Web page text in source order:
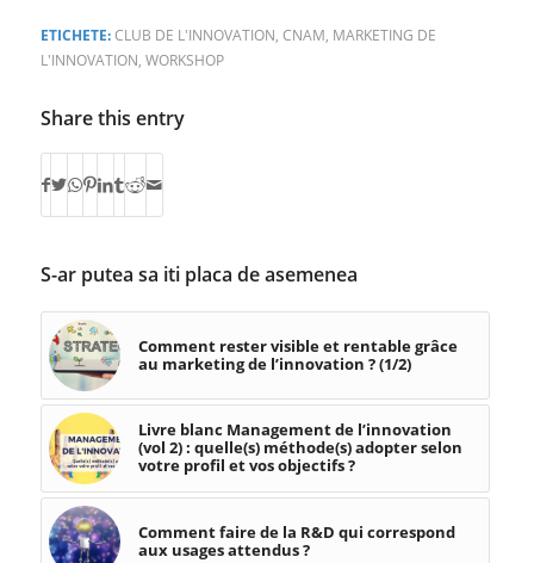
ETICHETE: CLUB DE L'INNOVATION, CNAM, MARKETING DE
L'INNOVATION, WORKSHOP
Share this entry
S-ar putea sa iti placa de asemenea
Comment rester visible et rentable grâce
au marketing de l’innovation ? (1/2)
Livre blanc Management de l’innovation
(vol 2) : quelle(s) méthode(s) adopter selon
votre profil et vos objectifs ?
Comment faire de la R&D qui correspond
aux usages attendus ?